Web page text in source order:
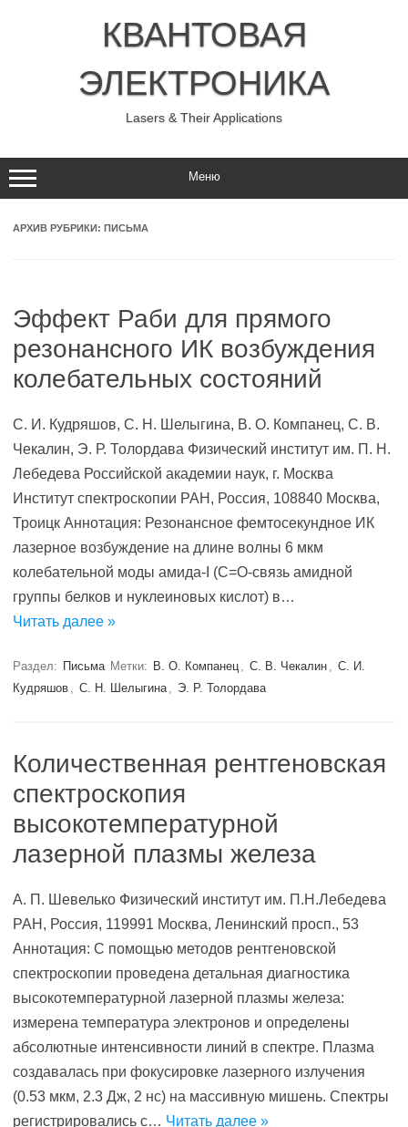
КВАНТОВАЯ
ЭЛЕКТРОНИКА
Lasers & Their Applications
Меню
АРХИВ РУБРИКИ: ПИСЬМА
Эффект Раби для прямого
резонансного ИК возбуждения
колебательных состояний
С. И. Кудряшов, С. Н. Шелыгина, В. О. Компанец, С. В.
Чекалин, Э. Р. Толордава Физический институт им. П. Н.
Лебедева Российской академии наук, г. Москва
Институт спектроскопии РАН, Россия, 108840 Москва,
Троицк Аннотация: Резонансное фемтосекундное ИК
лазерное возбуждение на длине волны 6 мкм
колебательной моды амида-I (C=O-связь амидной
группы белков и нуклеиновых кислот) в…
Читать далее »
Раздел: Письма Метки: В. О. Компанец , С. В. Чекалин , С. И.
Кудряшов , С. Н. Шелыгина , Э. Р. Толордава
Количественная рентгеновская
спектроскопия
высокотемпературной
лазерной плазмы железа
А. П. Шевелько Физический институт им. П.Н.Лебедева
РАН, Россия, 119991 Москва, Ленинский просп., 53
Аннотация: С помощью методов рентгеновской
спектроскопии проведена детальная диагностика
высокотемпературной лазерной плазмы железа:
измерена температура электронов и определены
абсолютные интенсивности линий в спектре. Плазма
создавалась при фокусировке лазерного излучения
(0.53 мкм, 2.3 Дж, 2 нc) на массивную мишень. Спектры
регистрировались с… Читать далее »